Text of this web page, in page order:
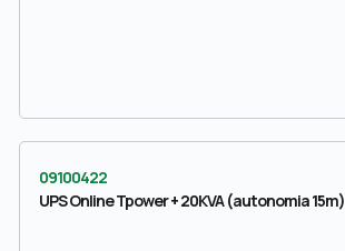
09100422
UPS Online Tpower + 20KVA (autonomia 15m)